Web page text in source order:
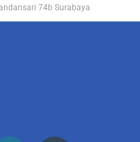
74b Surabaya